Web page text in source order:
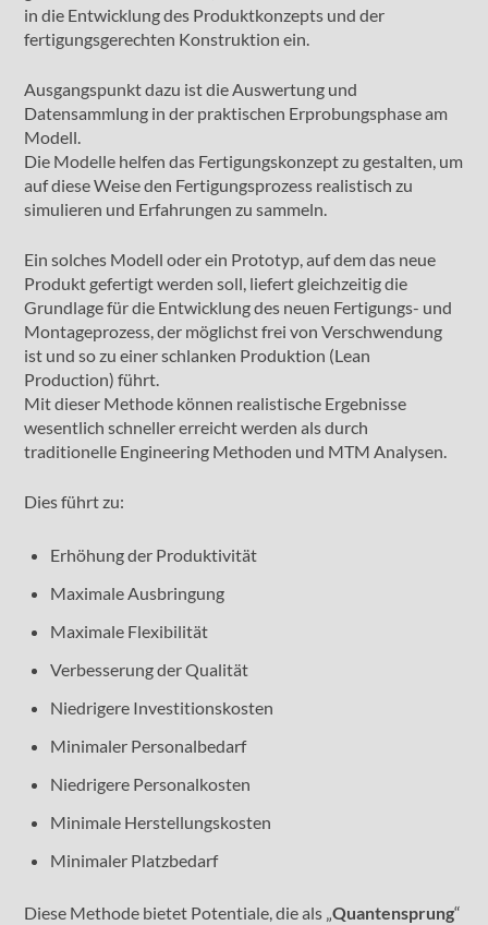
in die Entwicklung des Produktkonzepts und der
fertigungsgerechten Konstruktion ein.
Ausgangspunkt dazu ist die Auswertung und
Datensammlung in der praktischen Erprobungsphase am
Modell.
Die Modelle helfen das Fertigungskonzept zu gestalten, um
auf diese Weise den Fertigungsprozess realistisch zu
simulieren und Erfahrungen zu sammeln.
Ein solches Modell oder ein Prototyp, auf dem das neue
Produkt gefertigt werden soll, liefert gleichzeitig die
Grundlage für die Entwicklung des neuen Fertigungs- und
Montageprozess, der möglichst frei von Verschwendung
ist und so zu einer schlanken Produktion (Lean
Production) führt.
Mit dieser Methode können realistische Ergebnisse
wesentlich schneller erreicht werden als durch
traditionelle Engineering Methoden und MTM Analysen.
Dies führt zu:
Erhöhung der Produktivität
Maximale Ausbringung
Maximale Flexibilität
Verbesserung der Qualität
Niedrigere Investitionskosten
Minimaler Personalbedarf
Niedrigere Personalkosten
Minimale Herstellungskosten
Minimaler Platzbedarf
Diese Methode bietet Potentiale, die als „Quantensprung“